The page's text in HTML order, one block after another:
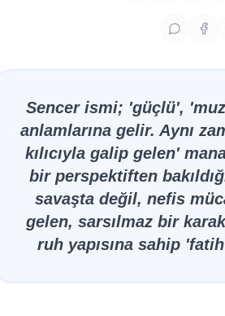
Sencer ismi; 'güçlü',
anlamlarına gelir. Aynı
kılıcıyla galip gelen'
bir perspektiften
savaşta değil, nefis
gelen, sarsılmaz bir
ruh yapısına sahip